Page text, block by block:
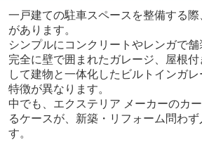
一戸建ての駐車スペースを整備する
があります。
シンプルにコンクリートやレンガで舗
完全に壁で囲まれたガレージ、屋根
して建物と一体化したビルトインガ
特徴が異なります。
中でも、エクステリア メーカーのカ
るケースが、新築・リフォーム問わず
す。